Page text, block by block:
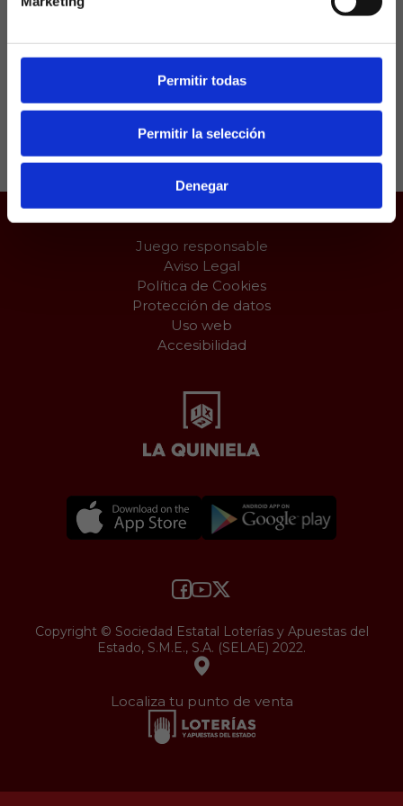
Permitir todas
Permitir la selección
Denegar
Cholo.
Juego responsable
Aviso Legal
Política de Cookies
Protección de datos
Uso web
Accesibilidad
Copyright © Sociedad Estatal Loterías y Apuestas del
Estado, S.M.E., S.A. (SELAE) 2022.
Localiza tu punto de venta